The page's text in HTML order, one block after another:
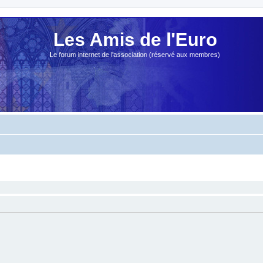
Les Amis de l'Euro
Le forum internet de l'association (réservé aux membres)